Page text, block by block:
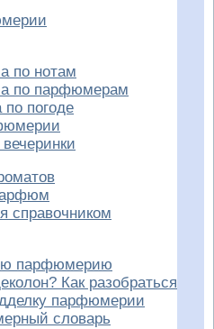
по нотам
по парфюмерам
погоде
справочником
парфюмерию
Как разобраться
парфюмерии
словарь